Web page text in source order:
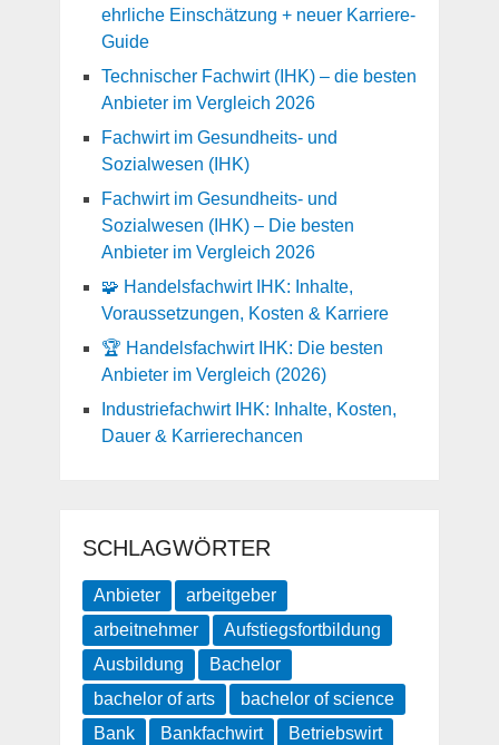
ehrliche Einschätzung + neuer Karriere-
Guide
Technischer Fachwirt (IHK) – die besten
Anbieter im Vergleich 2026
Fachwirt im Gesundheits- und
Sozialwesen (IHK)
Fachwirt im Gesundheits- und
Sozialwesen (IHK) – Die besten
Anbieter im Vergleich 2026
🧩 Handelsfachwirt IHK: Inhalte,
Voraussetzungen, Kosten & Karriere
🏆 Handelsfachwirt IHK: Die besten
Anbieter im Vergleich (2026)
Industriefachwirt IHK: Inhalte, Kosten,
Dauer & Karrierechancen
SCHLAGWÖRTER
Anbieter
arbeitgeber
arbeitnehmer
Aufstiegsfortbildung
Ausbildung
Bachelor
bachelor of arts
bachelor of science
Bank
Bankfachwirt
Betriebswirt